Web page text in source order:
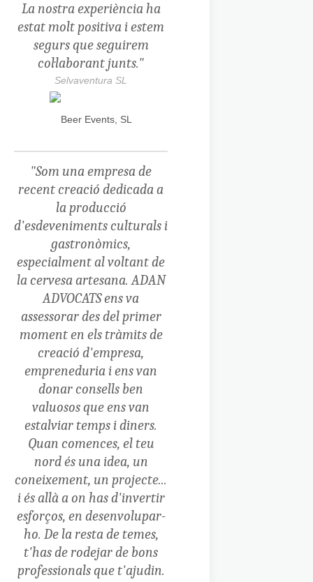
La nostra experiència ha
estat molt positiva i estem
segurs que seguirem
col·laborant junts."
Selvaventura SL
"Som una empresa de
recent creació dedicada a
la producció
d'esdeveniments culturals i
gastronòmics,
especialment al voltant de
la cervesa artesana. ADAN
ADVOCATS ens va
assessorar des del primer
moment en els tràmits de
creació d'empresa,
empreneduria i ens van
donar consells ben
valuosos que ens van
estalviar temps i diners.
Quan comences, el teu
nord és una idea, un
coneixement, un projecte...
i és allà a on has d'invertir
esforços, en desenvolupar-
ho. De la resta de temes,
t'has de rodejar de bons
professionals que t'ajudin.